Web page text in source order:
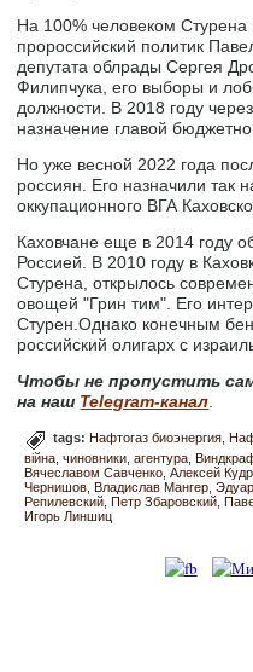
На 100% человеком Стурена
пророссийский политик
депутата облрады Сергея
Филипчука, его выборы и
должности. В 2018 году
назначение главой
Но уже весной 2022 года
россиян. Его назначили так
оккупационного ВГА
Каховчане еще в 2014 году
Россией. В 2010 году в
Стурена, открылось
овощей "Грин тим". Его
Стурен.Однако конечным
российский олигарх с
Чтобы не пропустить
на наш Telegram-канал
tags: Нафтогаз биоэнергия
війна чиновники агентура
Вячеславом Савченко Алексей
Чернишов Владислав Мангер
Репилевский Петр Збаровский
Игорь Линшиц